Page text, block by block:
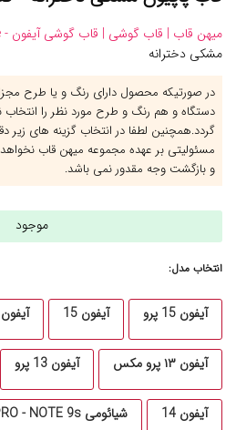
میهن قاب | قاب گوشی | قاب گوشی آیفون - iPhone case |
مشکی دخترانه
در صورتیکه محصول دارای رنگ و یا طرح
دستگاه و هم رنگ و طرح مورد نظر را انتخاب
گردد.همچنین لطفا در انتخاب گزینه های زیر
مسئولیتی بر عهده مجموعه میهن قاب
و بازگشت وجه مقدور نمی باشد.
موجود
انتخاب مدل:
آیفون 15 پرو آیفون 15 آیفون 13
آیفون ۱۳ پرو مکس آیفون 13 پرو
آیفون 14 شیائومی REDMI NOTE 9 PRO - NOTE 9s